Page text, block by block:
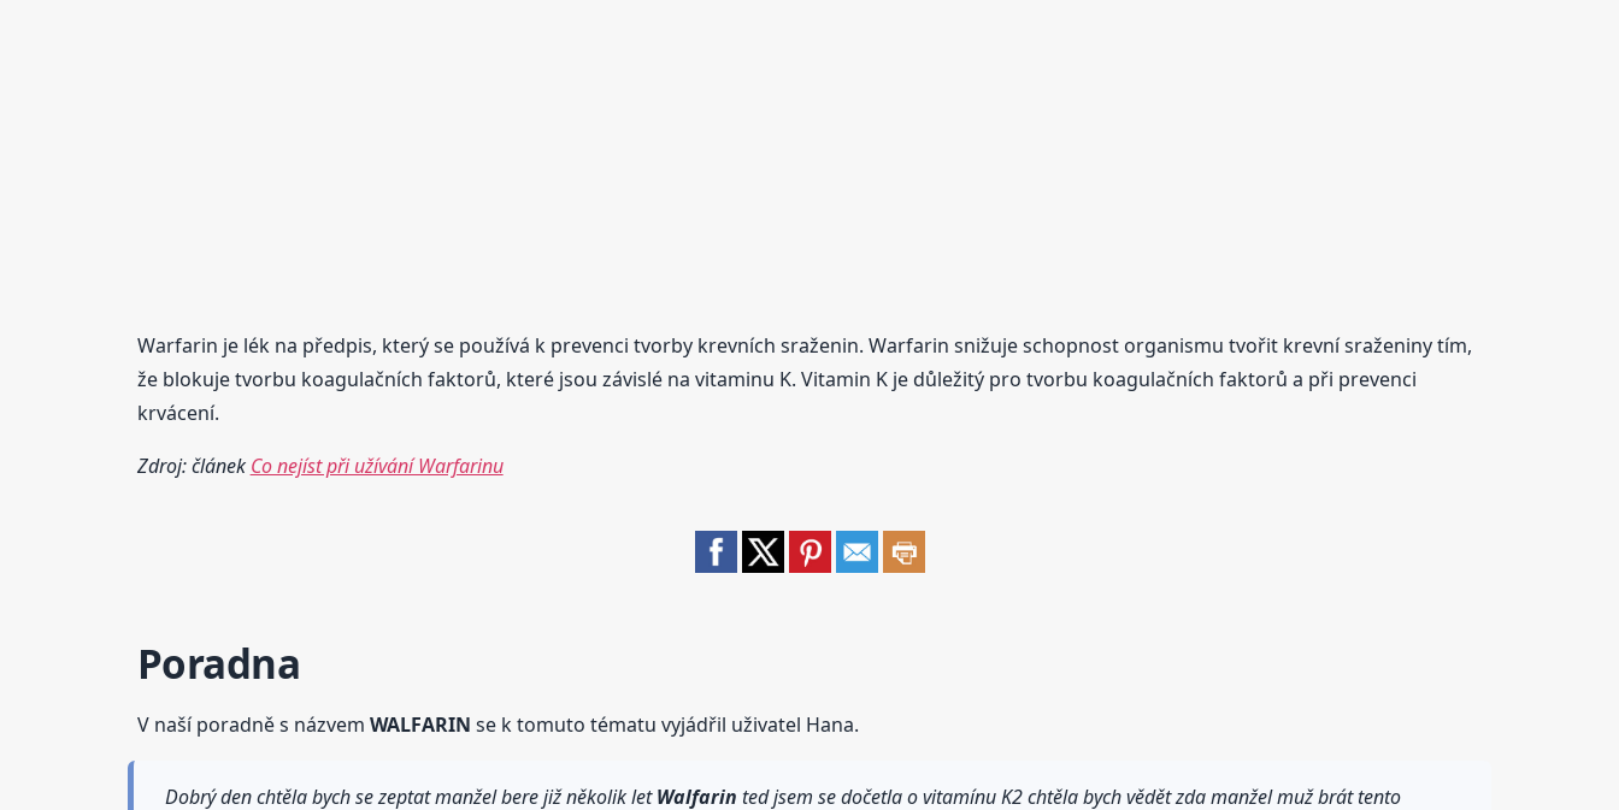
Warfarin je lék na předpis, který se používá k prevenci tvorby krevních sraženin. Warfarin snižuje schopnost organismu tvořit krevní sraženiny tím,
že blokuje tvorbu koagulačních faktorů, které jsou závislé na vitaminu K. Vitamin K je důležitý pro tvorbu koagulačních faktorů a při prevenci
krvácení.
Zdroj: článek Co nejíst při užívání Warfarinu
Poradna
V naší poradně s názvem WALFARIN se k tomuto tématu vyjádřil uživatel Hana.
Dobrý den chtěla bych se zeptat manžel bere již několik letWalfarin ted jsem se dočetla o vitamínu K2 chtěla bych vědět zda manžel muž brát tento